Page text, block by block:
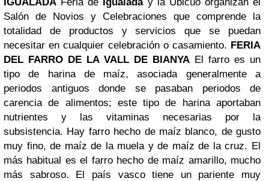
Salón de Novios y Celebraciones que comprende la
totalidad de productos y servicios que se puedan
necesitar en cualquier celebración o casamiento. FERIA
DEL FARRO DE LA VALL DE BIANYA El farro es un
tipo de harina de maíz, asociada generalmente a
periodos antiguos donde se pasaban periodos de
carencia de alimentos; este tipo de harina aportaban
nutrientes y las vitaminas necesarias por la
subsistencia. Hay farro hecho de maíz blanco, de gusto
muy fino, de maíz de la muela y de maíz de la cruz. El
más habitual es el farro hecho de maíz amarillo, mucho
más sabroso. El país vasco tiene un pariente muy